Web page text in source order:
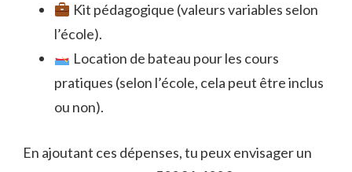
Kit pédagogique (valeurs variables selon
l’école).
Location de bateau pour les cours
pratiques (selon l’école, cela peut être inclus
ou non).
En ajoutant ces dépenses, tu peux envisager un